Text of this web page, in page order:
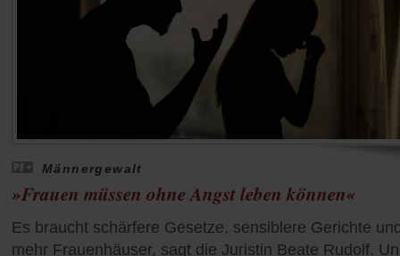
Männergewalt
»Frauen müssen ohne Angst leben können«
Es braucht schärfere Gesetze, sensiblere Gerichte
mehr Frauenhäuser, sagt die Juristin Beate Rudolf.